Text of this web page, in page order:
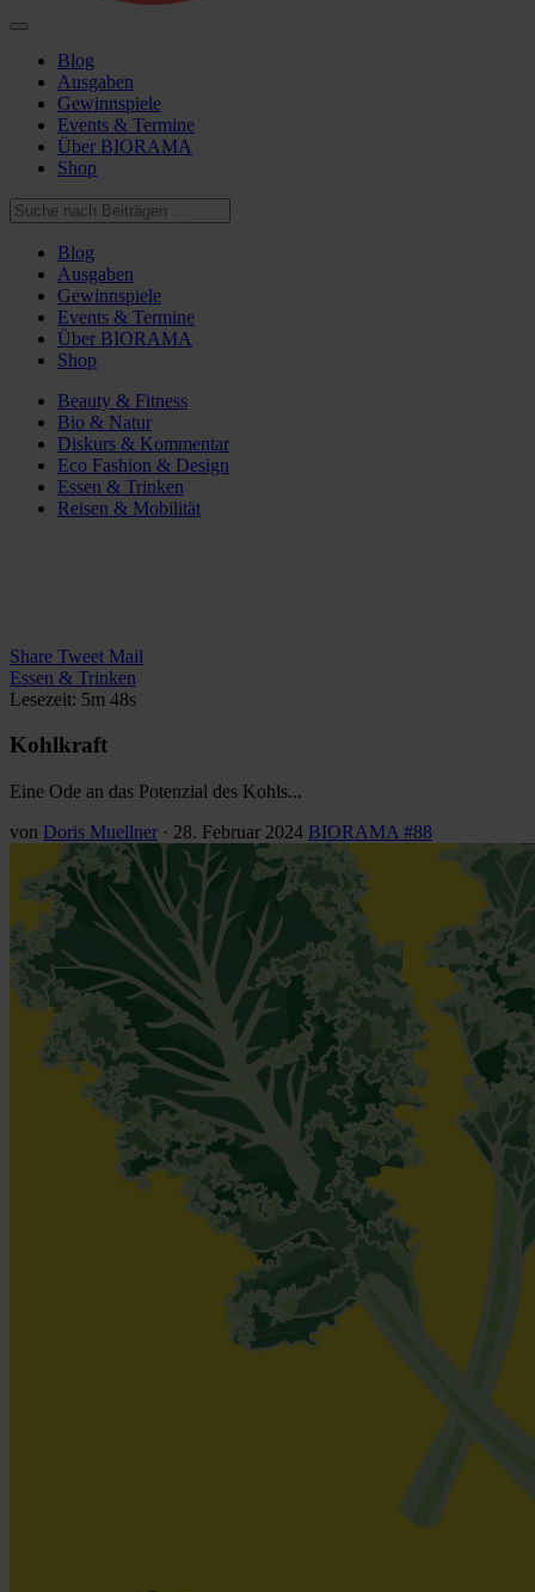
Blog
Ausgaben
Gewinnspiele
Events & Termine
Über BIORAMA
Shop
Blog
Ausgaben
Gewinnspiele
Events & Termine
Über BIORAMA
Shop
Beauty & Fitness
Bio & Natur
Diskurs & Kommentar
Eco Fashion & Design
Essen & Trinken
Reisen & Mobilität
Share Tweet Mail
Essen & Trinken
Lesezeit: 5m 48s
Kohlkraft
Eine Ode an das Potenzial des Kohls...
von Doris Muellner · 28. Februar 2024 BIORAMA #88